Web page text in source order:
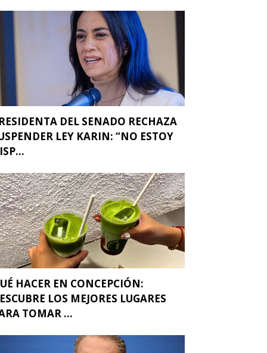
DEL SENADO RECHAZA
LEY KARIN: “NO ESTOY
HACER EN CONCEPCIÓN:
LOS MEJORES LUGARES
TOMAR ...